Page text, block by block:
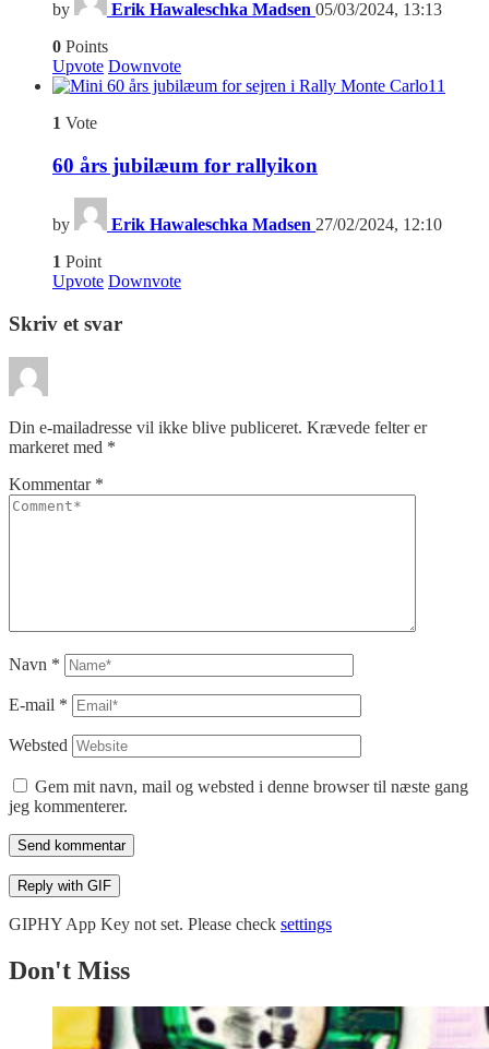
by Erik Hawaleschka Madsen 05/03/2024, 13:13
0 Points
Upvote Downvote
11
1 Vote
60 års jubilæum for rallyikon
by Erik Hawaleschka Madsen 27/02/2024, 12:10
1 Point
Upvote Downvote
Skriv et svar
Din e-mailadresse vil ikke blive publiceret. Krævede felter er
markeret med *
Kommentar *
Navn *
E-mail *
Websted
Gem mit navn, mail og websted i denne browser til næste gang
jeg kommenterer.
Send kommentar
Reply with GIF
GIPHY App Key not set. Please check settings
Don't Miss